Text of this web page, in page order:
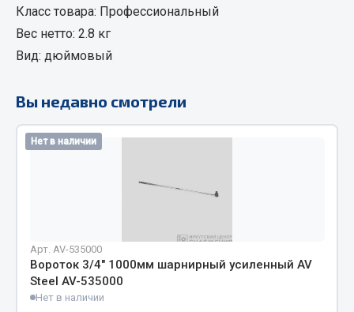
Camozzi
Адаптеры и переходники
Тройники
Угольники
Фитинги
Штуцеры
Автомобильный инструмент
Измерительный инструмент
Класс товара: Профессиональный
Вес нетто: 2.8 кг
Вид: дюймовый
Вы недавно смотрели
Нет в наличии
Арт. AV-535000
Вороток 3/4" 1000мм шарнирный усиленный AV
Steel AV-535000
Нет в наличии